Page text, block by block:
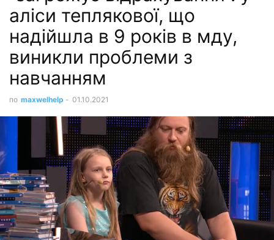
аліси теплякової, що
надійшла в 9 років в мду,
виникли проблеми з
навчанням
по maxwelhelp - 01.10.2021